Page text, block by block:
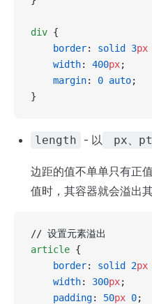
div {
    border
: solid 3px
    width
: 400px;
    margin
: 0 auto;
}
length - 以 px、pt
边距的值不单单只有正
值时，其容器就会溢出
// 设置元素溢出
article {
    border
: solid 2px
    width
: 300px;
    padding
: 50px 0;